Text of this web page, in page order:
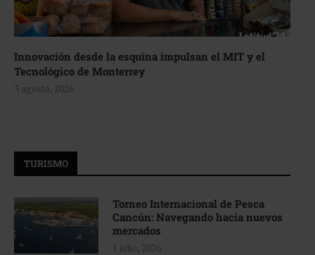
Innovación desde la esquina impulsan el MIT y el
Tecnológico de Monterrey
3 agosto, 2026
TURISMO
Torneo Internacional de Pesca
Cancún: Navegando hacia nuevos
mercados
1 julio, 2026